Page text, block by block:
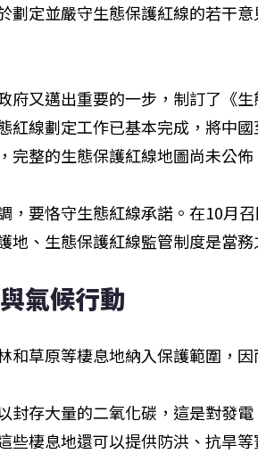
劃定並嚴守生態保護紅線的若干
府又邁出重要的一步，制訂了《
紅線劃定工作已基本完成，將中
完整的生態保護紅線地圖尚未公佈
，要恪守生態紅線承諾。在10月
地、生態保護紅線監管制度是當務
氣候行動
和草原等棲息地納入保護範圍，因
封存大量的二氧化碳，這是對發
些棲息地還可以提供防洪、抗旱